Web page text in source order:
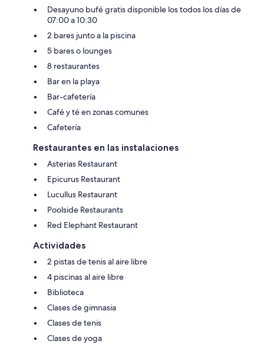
Desayuno bufé gratis disponible los todos los días de
07:00 a 10:30
2 bares junto a la piscina
5 bares o lounges
8 restaurantes
Bar en la playa
Bar-cafetería
Café y té en zonas comunes
Cafetería
Restaurantes en las instalaciones
Asterias Restaurant
Epicurus Restaurant
Lucullus Restaurant
Poolside Restaurants
Red Elephant Restaurant
Actividades
2 pistas de tenis al aire libre
4 piscinas al aire libre
Biblioteca
Clases de gimnasia
Clases de tenis
Clases de yoga